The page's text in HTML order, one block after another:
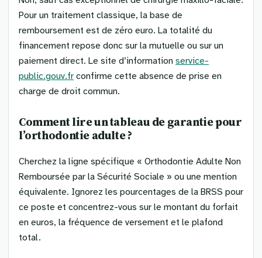
Pour un traitement classique, la base de
remboursement est de zéro euro. La totalité du
financement repose donc sur la mutuelle ou sur un
paiement direct. Le site d’information service-
public.gouv.fr confirme cette absence de prise en
charge de droit commun.
Comment lire un tableau de garantie pour
l’orthodontie adulte ?
Cherchez la ligne spécifique « Orthodontie Adulte Non
Remboursée par la Sécurité Sociale » ou une mention
équivalente. Ignorez les pourcentages de la BRSS pour
ce poste et concentrez-vous sur le montant du forfait
en euros, la fréquence de versement et le plafond
total.